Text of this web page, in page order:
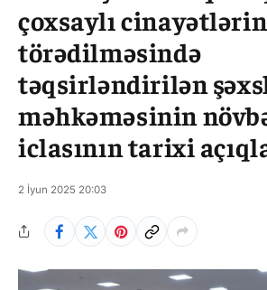
çoxsaylı cinayətlərin
törədilməsində
təqsirləndirilən
məhkəməsinin
iclasının tarixi
2 İyun 2025 20:03